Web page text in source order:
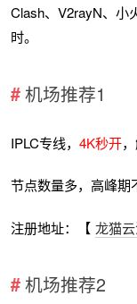
Clash、V2rayN、小
时。
机场推荐1
IPLC专线，4K秒开
节点数量多，高峰期
注册地址：【 龙猫
机场推荐2